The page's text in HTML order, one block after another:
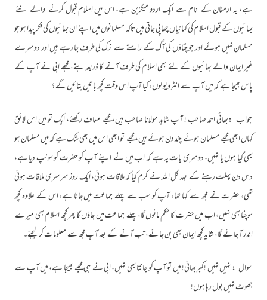
ہے، یہ ارمغان کے نام سے ایک اردو میگزین ہے، اس میں اسلام قبول کرنے والے نئے
بھائیوں کے قبول اسلام کی کہانیاں چھاپی جاتی ہیں تاکہ مسلمانوں میں اپنے ان بھائیوں کی فکر پیدا ہو جو
مسلمان نہیں ہوئے اور جو چتاؤں کی آگ کے راستے سے نرک کی طرف جا رہے ہیں اور دوسرے
غیر ایمان والے بھائیوں کے لئے بھی اسلام کی طرف آنے کا ذریعہ بنے، مجھے ابی نے آپ کے
پاس بھیجا ہے کہ میں آپ سے انٹرویو لوں، کیا آپ اس وقت کچھ باتیں بتائیں گے ؟
جواب :بھائی احمد صاحب ! آپ شاید مولانا صاحب ہیں، مجھے معاف رکھئے، ایک تو میں اس لائق
کہاں ابھی مجھے مسلمان ہوئے چند دن ہوئے ہیں، مجھے تو ابھی اس میں بھی شک ہے کہ میں مسلمان ہو
بھی گیا ہوں یا نہیں، دوسری بات یہ ہے کہ اب میں نے اپنے آپ کو حضرت کو سونپ دیا ہے،
دس دن پھلت رہنے کے بعد کل اللہ نے کرم کیا کہ ملاقات ہوئی، ایک روز سرسری ملاقات ہوئی
تھی، حضرت نے مجھ سے کہا تھا، آپ کو سب سے پہلے جماعت میں جانا ہے، اس کے علاوہ کچھ
سوچنا بھی نہیں، اب میں حضرت کا حکم مانوں گا، پہلے جماعت میں جاؤں گا پھر کچھ اسلام بھی میرے
اندر آ جائے گا، شاید کچھ ایمان بھی بن جائے، تب آنے کے بعد آپ مجھ سے معلومات کر لیجئے۔
سوال : نہیں نہیں !کبر بھائی! میں تو آپ کو جانتا بھی نہیں، ابی نے ہی مجھے بھیجا ہے، میں آپ سے
جھوٹ نہیں بول رہا ہوں!